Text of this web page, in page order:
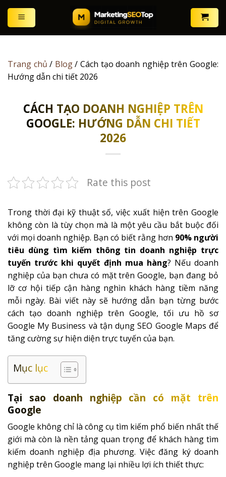
Skip
content
Trang chủ / Blog/Cách tạo doanh nghiệp trên Google:
Hướng dẫn chi tiết 2026
CÁCH TẠO DOANH NGHIỆP TRÊN
GOOGLE: HƯỚNG DẪN CHI TIẾT
2026
Rate this post
Trong thời đại kỹ thuật số, việc xuất hiện trên Google
không còn là tùy chọn mà là một yêu cầu bắt buộc đối
với mọi doanh nghiệp. Bạn có biết rằng hơn 90% người
tiêu dùng tìm kiếm thông tin doanh nghiệp trực
tuyến trước khi quyết định mua hàng? Nếu doanh
nghiệp của bạn chưa có mặt trên Google, bạn đang bỏ
lỡ cơ hội tiếp cận hàng nghìn khách hàng tiềm năng
mỗi ngày. Bài viết này sẽ hướng dẫn bạn từng bước
cách tạo doanh nghiệp trên Google, tối ưu hồ sơ
Google My Business và tận dụng SEO Google Maps để
tăng cường sự hiện diện trực tuyến của bạn.
Mục lục
Tại sao doanh nghiệp cần có mặt trên
Google
Google không chỉ là công cụ tìm kiếm phổ biến nhất thế
giới mà còn là nền tảng quan trọng để khách hàng tìm
kiếm doanh nghiệp địa phương. Việc đăng ký doanh
nghiệp trên Google mang lại nhiều lợi ích thiết thực: